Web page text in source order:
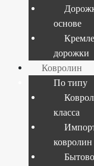
›
Ковер Bella
7148 1
основе
дорожки
Ковролин
По типу
класса
ковролин